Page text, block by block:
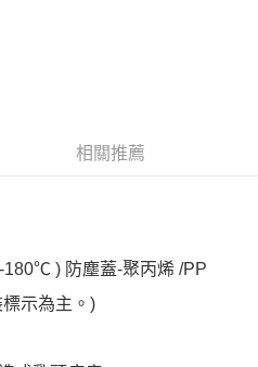
不需儲值。
付」後，將跳轉至「AFTEE先享後付」
此簡訊中的連結，可透過四大超商／
，方視為交易完成。
繳費，但若您需要取消訂單，請聯絡
訂單仍視為有效，需透過AFTEE先享
」之結帳頁面顯示為準，若有關於
相關疑問，請聯繫「AFTEE先享後付
免運費
運費
相關推薦
) 防塵蓋-聚丙烯 /PP
示為主。)